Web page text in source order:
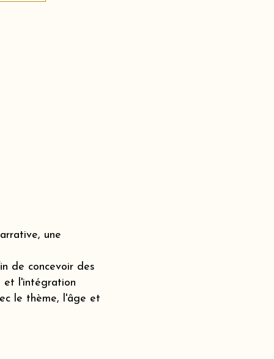
une
de concevoir des
et l'intégration
le thème, l'âge et